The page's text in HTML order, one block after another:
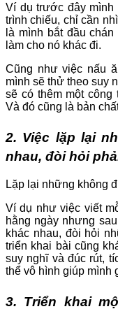
Ví dụ trước đây mình
trình chiếu, chỉ cần
là mình bắt đầu
làm cho nó khác đi.
Cũng như việc nấu
mình sẽ thử theo suy
sẽ có thêm một
Và đó cũng là bản
2. Việc lặp lại
nhau, đòi hỏi
Lặp lại những không
Ví dụ như việc viết
hằng ngày nhưng
khác nhau, đòi hỏi
triển khai bài cũng
suy nghĩ và đúc rút,
thể vô hình giúp mình
3. Triển khai